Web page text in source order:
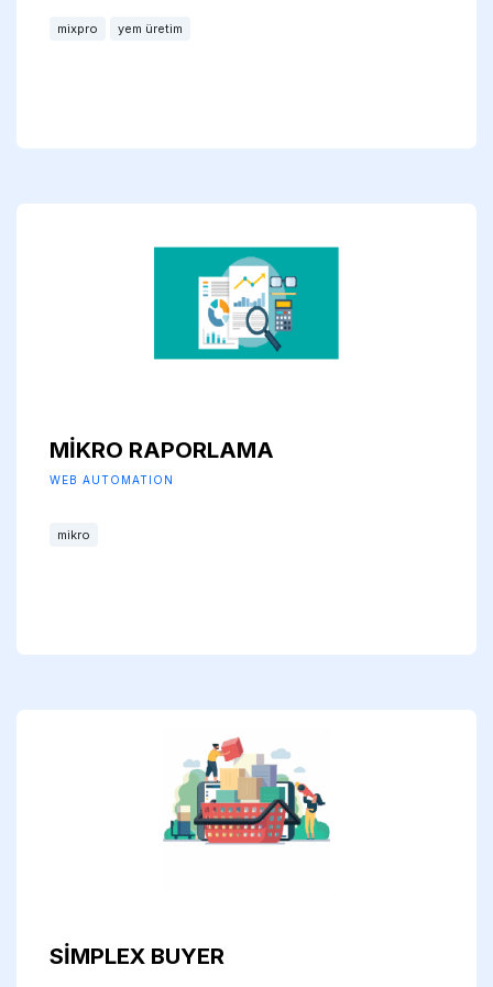
mixpro yem üretim
MİKRO RAPORLAMA
WEB AUTOMATION
mikro
SİMPLEX BUYER